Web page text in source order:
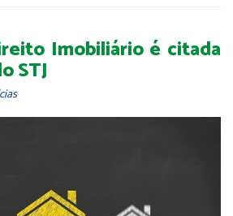
Imobiliário é citada
STJ